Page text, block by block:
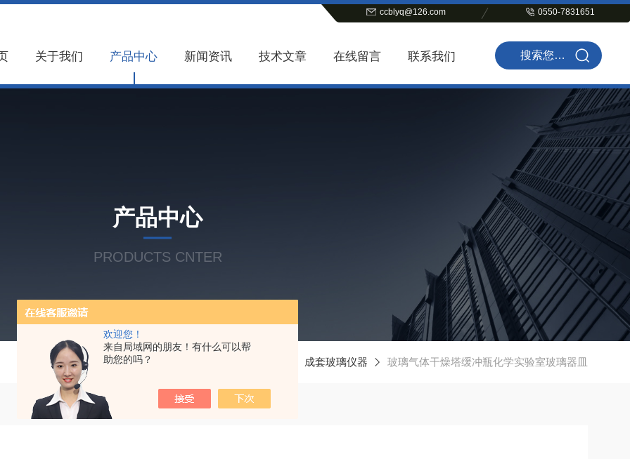
欢迎您！
来自局域网的朋友！有什么可以帮
助您的吗？
ccblyq@126.com 0550-7831651
关于我们 产品中心 新闻资讯 技术文章 在线留言 联系我们
产品中心
PRODUCTS CNTER
当前位置：首页 成套玻璃仪器 玻璃气体干燥塔缓冲瓶化学实验室玻璃器皿